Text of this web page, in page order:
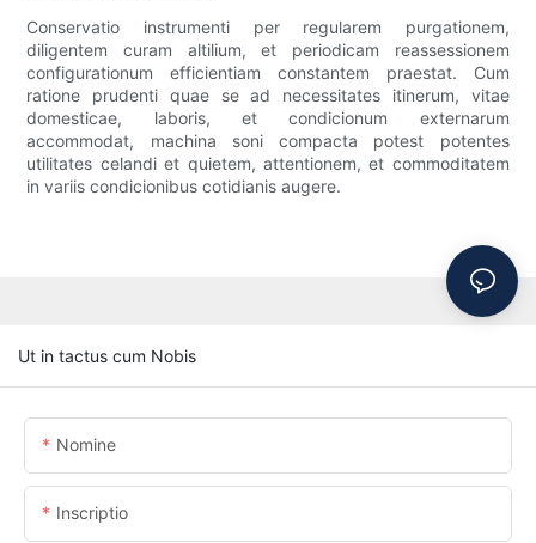
Conservatio instrumenti per regularem purgationem,
diligentem curam altilium, et periodicam reassessionem
configurationum efficientiam constantem praestat. Cum
ratione prudenti quae se ad necessitates itinerum, vitae
domesticae, laboris, et condicionum externarum
accommodat, machina soni compacta potest potentes
utilitates celandi et quietem, attentionem, et commoditatem
in variis condicionibus cotidianis augere.
Ut in tactus cum Nobis
Nomine
Inscriptio